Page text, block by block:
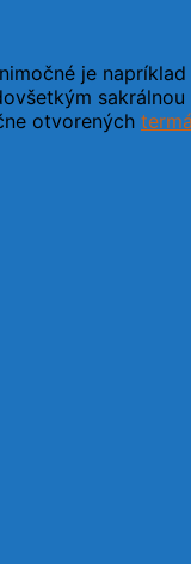
je napríklad
otvorených